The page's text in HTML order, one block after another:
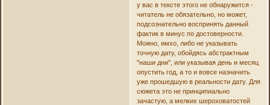
у вас в тексте этого не обнаружится -
читатель не обязательно, но может,
подсознательно воспринять данный
фактик в минус по достоверности.
Можно, имхо, либо не указывать
точную дату, обойдясь абстрактным
"наши дни", или указывая день и месяц
опустить год, а то и вовсе назначить
уже прошедшую в реальности дату. Для
сюжета это не принципиально
зачастую, а мелких шероховатостей